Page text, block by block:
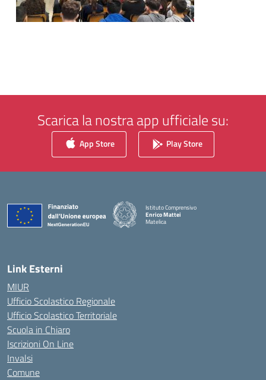
Scarica la nostra app ufficiale su:
App Store Play Store
Istituto Comprensivo
Enrico Mattei
Matelica
Link Esterni
MIUR
Ufficio Scolastico Regionale
Ufficio Scolastico Territoriale
Scuola in Chiaro
Iscrizioni On Line
Invalsi
Comune